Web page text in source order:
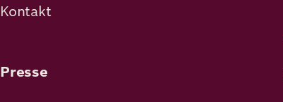
Kontakt
Presse